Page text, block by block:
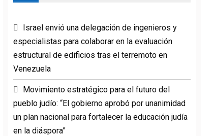
Israel envió una delegación de ingenieros y
especialistas para colaborar en la evaluación
estructural de edificios tras el terremoto en
Venezuela
Movimiento estratégico para el futuro del
pueblo judío: “El gobierno aprobó por unanimidad
un plan nacional para fortalecer la educación judía
en la diáspora”